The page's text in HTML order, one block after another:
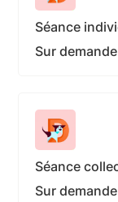
Séance
Sur demande
Séance
Sur demande